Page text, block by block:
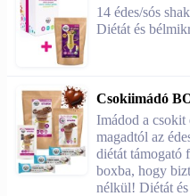
14 édes/sós
Diétát és
Csokiimádó
Imádod a csokit
magadtól az
diétát támogató
boxba, hogy
nélkül! Diétát